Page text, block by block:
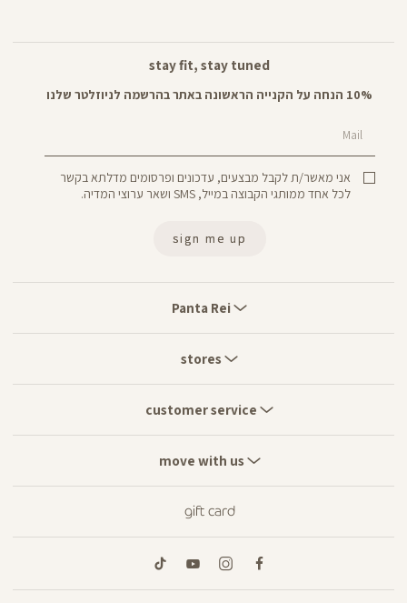
Rei
Panta Rei
stores
with
service
customer service
gift card
stay fit, stay tuned
10% הנחה על הקנייה הראשונה באתר בהרשמה לניוזלטר שלנו
Mail
אני מאשר/ת לקבל מבצעים, עדכונים ופרסומים מדלתא בקשר
לכל אחד ממותגי הקבוצה במייל, SMS ושאר ערוצי המדיה.
sign me up
facebook
instagram
youtube
tiktok